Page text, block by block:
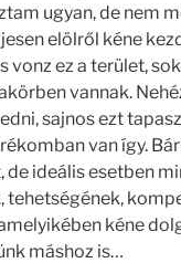
ugyan, de nem
elölről kéne
vonz ez a terület,
vannak.
sajnos ezt
van így.
de ideális esetben
tehetségének,
kéne
máshoz is…